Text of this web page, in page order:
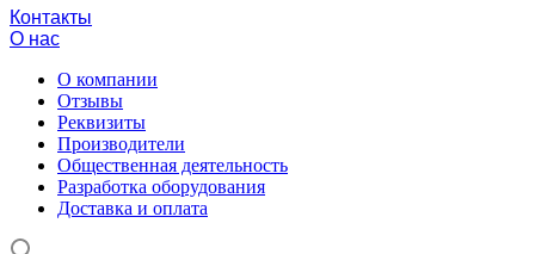
Контакты
О нас
О компании
Отзывы
Реквизиты
Производители
Общественная деятельность
Разработка оборудования
Доставка и оплата